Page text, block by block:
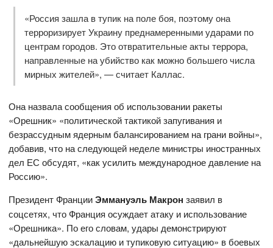
«Россия зашла в тупик на поле боя, поэтому она
терроризирует Украину преднамеренными ударами по
центрам городов. Это отвратительные акты террора,
направленные на убийство как можно большего числа
мирных жителей», — считает Каллас.
Она назвала сообщения об использовании ракеты
«Орешник» «политической тактикой запугивания и
безрассудным ядерным балансированием на грани войны»,
добавив, что на следующей неделе министры иностранных
дел ЕС обсудят, «как усилить международное давление на
Россию».
Президент ФранцииЭммануэль Макронзаявил в
соцсетях, что Франция осуждает атаку и использование
«Орешника». По его словам, удары демонстрируют
«дальнейшую эскалацию и тупиковую ситуацию» в боевых